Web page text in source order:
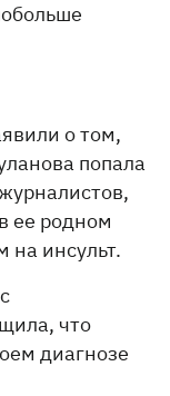
о том,
попала
в ее родном
на инсульт.
что
диагнозе